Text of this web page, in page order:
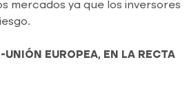
mercados ya que los inversores
UNIÓN EUROPEA, EN LA RECTA